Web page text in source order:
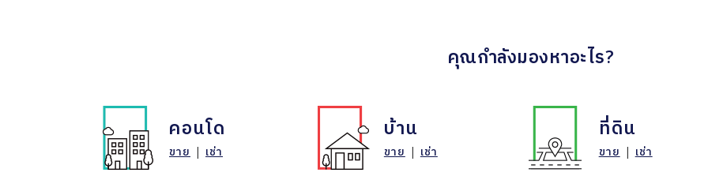
คุณกำลังมองหาอะไร?
คอนโด
ขาย | เช่า
บ้าน
ขาย | เช่า
ที่ดิน
ขาย | เช่า